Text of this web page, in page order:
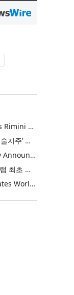
Khimji Ramdas Group Chooses Rimini Street to Reduce SAP Support Costs, Protect 700+ Customizations and Reinvest Savings in Innovation
한전, 에너지 신산업 이끌 ‘한전기술지주’ 공식 출범
Purina Named as First Publicly Announced NIQ ConnectAI Charter Client
닐슨IQ, Connect AI 차터 프로그램 최초 고객사 ‘퓨리나’ 선정
Power Integrations Demonstrates World’s First 2200 V GaN Technology for Next-Era High-Voltage Power Systems